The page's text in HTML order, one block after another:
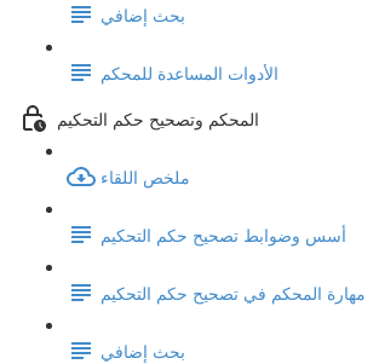
بحث إضافي
الأدوات المساعدة للمحكم
المحكم وتصحيح حكم التحكيم
ملخص اللقاء
أسس وضوابط تصحيح حكم التحكيم
مهارة المحكم في تصحيح حكم التحكيم
بحث إضافي